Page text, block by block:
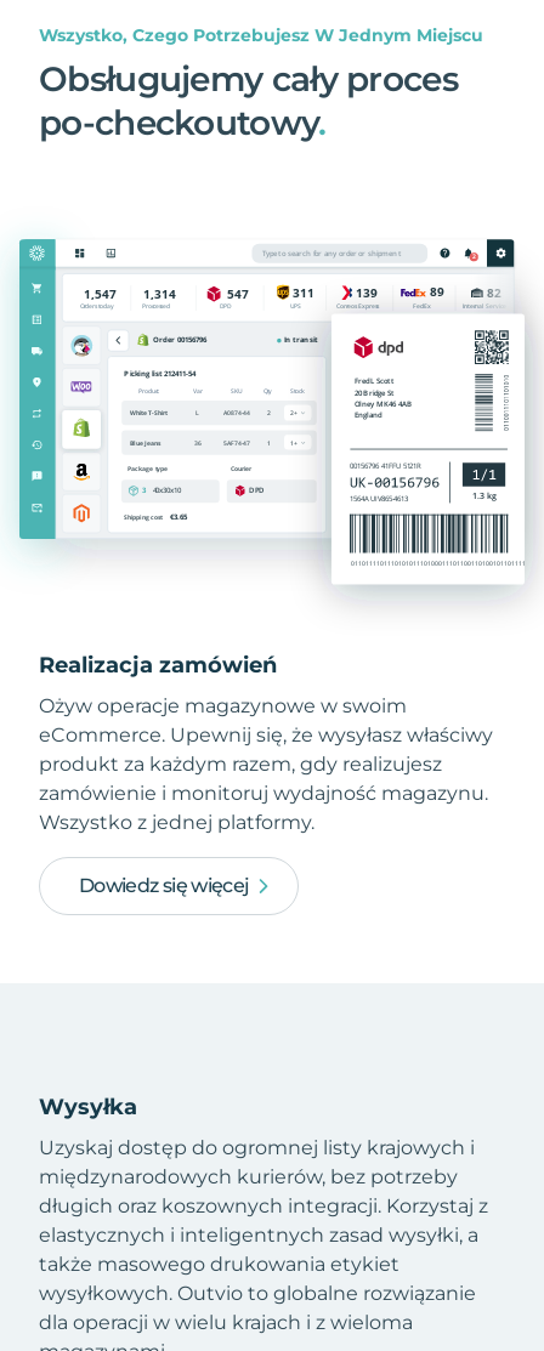
Wszystko, Czego Potrzebujesz W Jednym Miejscu
Obsługujemy cały proces
po-checkoutowy.
Realizacja zamówień
Ożyw operacje magazynowe w swoim
eCommerce. Upewnij się, że wysyłasz właściwy
produkt za każdym razem, gdy realizujesz
zamówienie i monitoruj wydajność magazynu.
Wszystko z jednej platformy.
Dowiedz się więcej
Wysyłka
Uzyskaj dostęp do ogromnej listy krajowych i
międzynarodowych kurierów, bez potrzeby
długich oraz koszownych integracji. Korzystaj z
elastycznych i inteligentnych zasad wysyłki, a
także masowego drukowania etykiet
wysyłkowych. Outvio to globalne rozwiązanie
dla operacji w wielu krajach i z wieloma